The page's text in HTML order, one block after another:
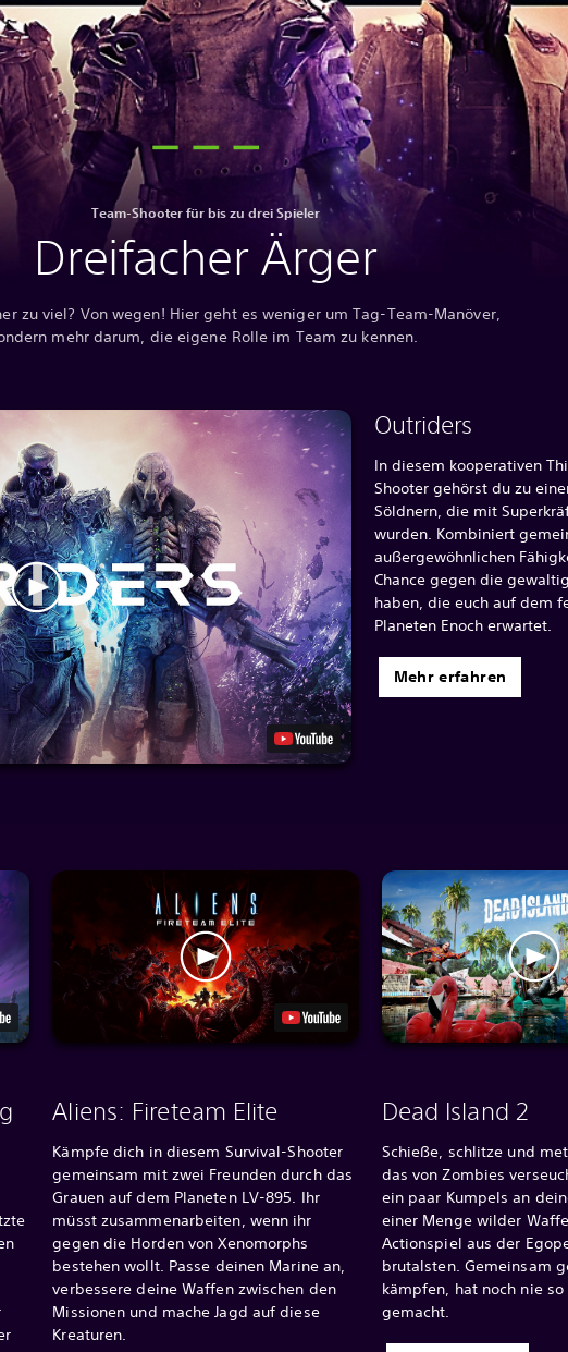
Team-Shooter für bis zu drei Spieler
Dreifacher Ärger
zu viel? Von wegen! Hier geht es weniger um Tag-Team-Manöver,
mehr darum, die eigene Rolle im Team zu kennen.
Outriders
In diesem kooperativen
Shooter gehörst du zu
Söldnern, die mit
wurden. Kombiniert
außergewöhnlichen
Chance gegen die
haben, die euch auf dem
Planeten Enoch erwartet.
Mehr erfahren
Aliens: Fireteam Elite
Kämpfe dich in diesem Survival-Shooter
gemeinsam mit zwei Freunden durch das
Grauen auf dem Planeten LV-895. Ihr
müsst zusammenarbeiten, wenn ihr
gegen die Horden von Xenomorphs
bestehen wollt. Passe deinen Marine an,
verbessere deine Waffen zwischen den
Missionen und mache Jagd auf diese
Kreaturen.
Dead Island 2
Schieße, schlitze und
das von Zombies
ein paar Kumpels an
einer Menge wilder
Actionspiel aus der
brutalsten. Gemeinsam
kämpfen, hat noch nie
gemacht.